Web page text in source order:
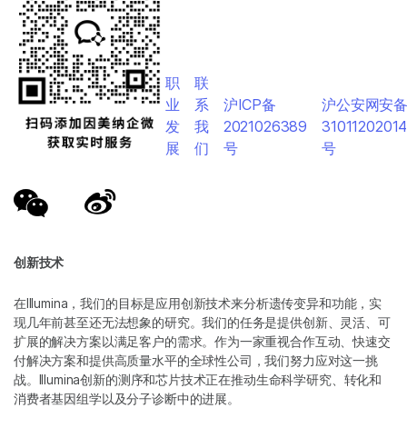
创新技术
在Illumina，我们的目标是应用创新技术来分析遗传变异和功能，实
现几年前甚至还无法想象的研究。我们的任务是提供创新、灵活、可
扩展的解决方案以满足客户的需求。作为一家重视合作互动、快速交
付解决方案和提供高质量水平的全球性公司，我们努力应对这一挑
战。Illumina创新的测序和芯片技术正在推动生命科学研究、转化和
消费者基因组学以及分子诊断中的进展。
职
业
发
展
联
系
我
们
沪ICP备
2021026389
号
沪公安网安
号